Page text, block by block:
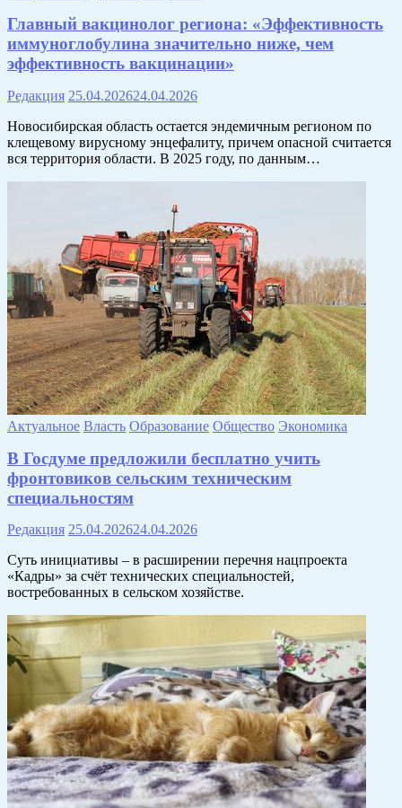
Главный вакцинолог региона: «Эффективность
иммуноглобулина значительно ниже, чем
эффективность вакцинации»
Редакция 25.04.202624.04.2026
Новосибирская область остается эндемичным регионом по
клещевому вирусному энцефалиту, причем опасной считается
вся территория области. В 2025 году, по данным…
Актуальное Власть Образование Общество Экономика
В Госдуме предложили бесплатно учить
фронтовиков сельским техническим
специальностям
Редакция 25.04.202624.04.2026
Суть инициативы – в расширении перечня нацпроекта
«Кадры» за счёт технических специальностей,
востребованных в сельском хозяйстве.